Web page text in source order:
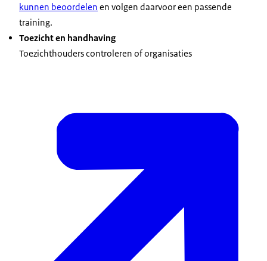
kunnen beoordelen en volgen daarvoor een passende
training.
Toezicht en handhaving
Toezichthouders controleren of organisaties